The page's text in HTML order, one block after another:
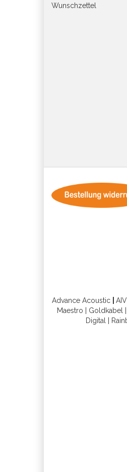
Wunschzettel
Advance Acoustic
AIV
Maestro
Goldkabel
Digital